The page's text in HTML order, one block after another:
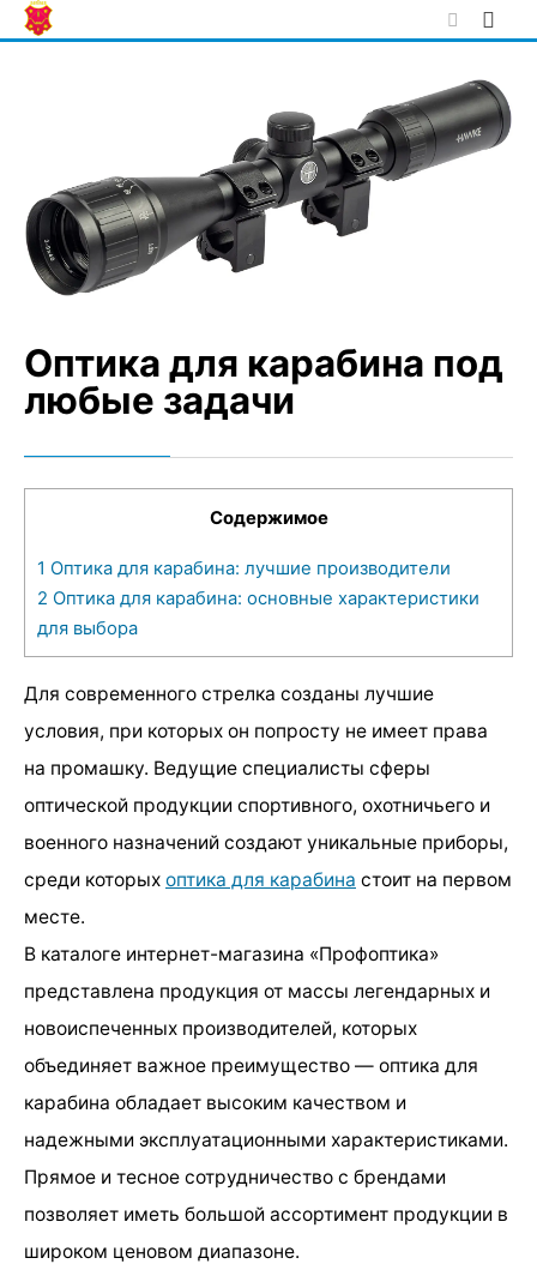
Skip
to
Оптика для карабина под
любые задачи
Содержимое
1 Оптика для карабина: лучшие производители
2 Оптика для карабина: основные характеристики
для выбора
Для современного стрелка созданы лучшие
условия, при которых он попросту не имеет права
на промашку. Ведущие специалисты сферы
оптической продукции спортивного, охотничьего и
военного назначений создают уникальные приборы,
среди которых оптика для карабина стоит на первом
месте.
В каталоге интернет-магазина «Профоптика»
представлена продукция от массы легендарных и
новоиспеченных производителей, которых
объединяет важное преимущество — оптика для
карабина обладает высоким качеством и
надежными эксплуатационными характеристиками.
Прямое и тесное сотрудничество с брендами
позволяет иметь большой ассортимент продукции в
широком ценовом диапазоне.